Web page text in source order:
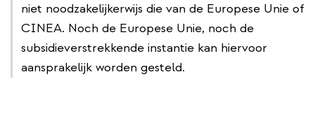
niet noodzakelijkerwijs die van de Europese Unie of
CINEA. Noch de Europese Unie, noch de
subsidieverstrekkende instantie kan hiervoor
aansprakelijk worden gesteld.